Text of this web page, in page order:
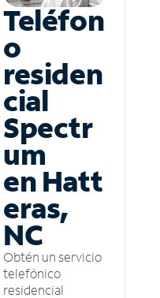
Teléfon
o
residen
cial
Spectr
um
en Hatt
eras,
NC
Obtén un servicio
telefónico
residencial